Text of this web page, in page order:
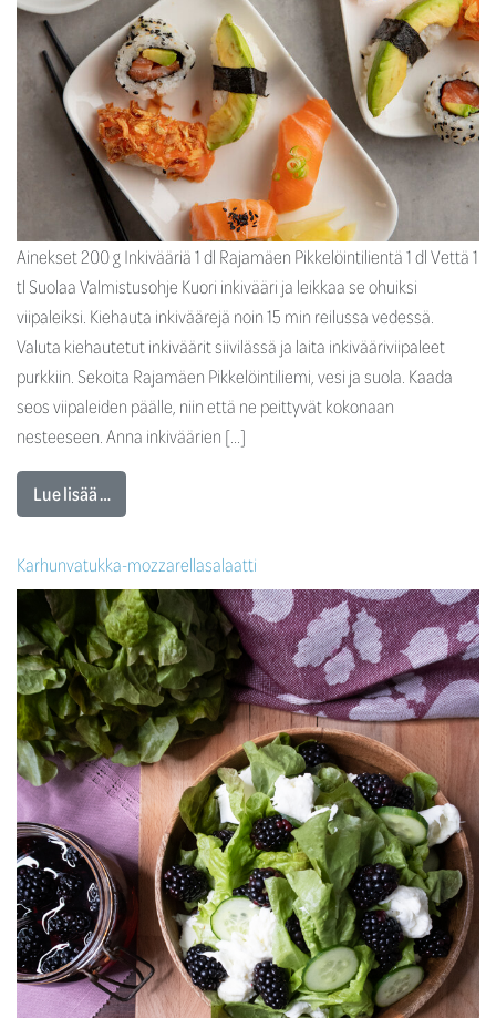
Ainekset 200 g Inkivääriä 1 dl Rajamäen Pikkelöintilientä 1 dl Vettä 1
tl Suolaa Valmistusohje Kuori inkivääri ja leikkaa se ohuiksi
viipaleiksi. Kiehauta inkiväärejä noin 15 min reilussa vedessä.
Valuta kiehautetut inkiväärit siivilässä ja laita inkivääriviipaleet
purkkiin. Sekoita Rajamäen Pikkelöintiliemi, vesi ja suola. Kaada
seos viipaleiden päälle, niin että ne peittyvät kokonaan
nesteeseen. Anna inkiväärien […]
Lue lisää …
Karhunvatukka-mozzarellasalaatti